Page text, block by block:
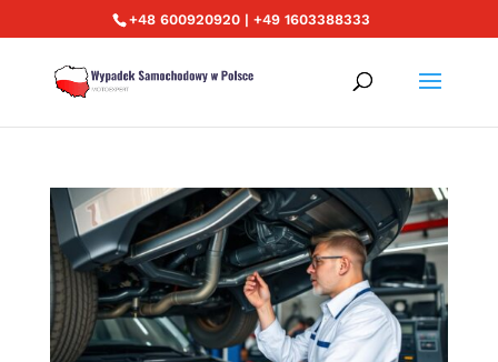
+48 600920920 | +49 1603388333